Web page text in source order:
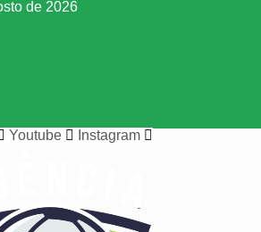
de 2026
Youtube Instagram